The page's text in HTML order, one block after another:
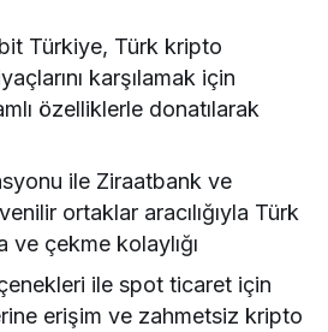
Türkiye, Türk kripto
karşılamak için
özelliklerle donatılarak
ile Ziraatbank ve
ortaklar aracılığıyla Türk
ve çekme kolaylığı
ile spot ticaret için
erişim ve zahmetsiz kripto